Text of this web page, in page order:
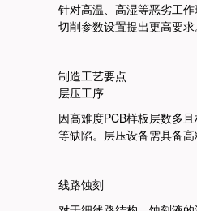
针对高温、高湿等恶劣工
切削参数设置提出更高要求
制造工艺要点
层压工序
因高难度PCB样板层数多
等缺陷。 层压设备需具备
线路蚀刻